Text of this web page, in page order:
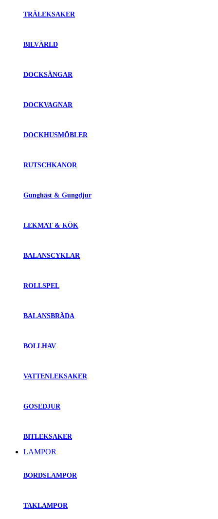
TRÄLEKSAKER
BILVÄRLD
DOCKSÄNGAR
DOCKVAGNAR
DOCKHUSMÖBLER
RUTSCHKANOR
Gunghäst & Gungdjur
LEKMAT & KÖK
BALANSCYKLAR
ROLLSPEL
BALANSBRÄDA
BOLLHAV
VATTENLEKSAKER
GOSEDJUR
BITLEKSAKER
LAMPOR
BORDSLAMPOR
TAKLAMPOR